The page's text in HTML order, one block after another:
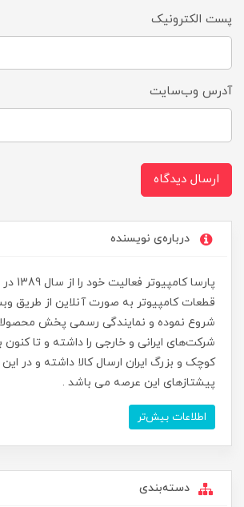
پست الکترونیک
آدرس وب‌سایت
ارسال دیدگاه
درباره‌ی نویسنده
پارسا
شروع نموده و نمایندگی رسمی پخش
شرکت‌های ایرانی و خارجی را داشته و تا
کوچک و بزرگ ایران ارسال کالا داشته و در این
پیشتازهای این عرصه می باشد .
اطلاعات بیش‌تر
دسته‌بندی